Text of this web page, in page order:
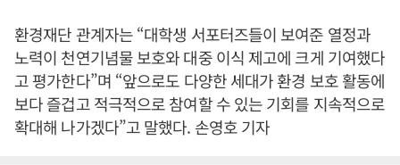
환경재단 관계자는 “대학생 서포터즈들이 보여준 열정과
노력이 천연기념물 보호와 대중 이식 제고에 크게 기여했다
고 평가한다”며 “앞으로도 다양한 세대가 환경 보호 활동에
보다 즐겁고 적극적으로 참여할 수 있는 기회를 지속적으로
확대해 나가겠다”고 말했다. 손영호 기자